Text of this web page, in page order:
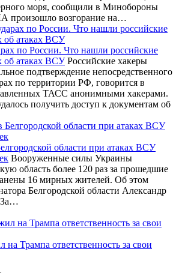
моря, сообщили в Минобороны
произошло возгорание на…
по России. Что нашли российские
об атаках ВСУРоссийские хакеры
подтверждение непосредственного
по территории РФ, говорится в
ТАСС анонимными хакерами.
получить доступ к документам об
области при атаках ВСУ
Вооруженные силы Украины
область более 120 раз за прошедшие
16 мирных жителей. Об этом
Белгородской области Александр
на Трампа ответственность за свои